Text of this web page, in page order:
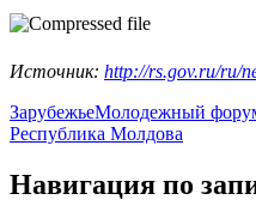
Источник: http://rs.gov.ru/ru/
ЗарубежьеМолодежный форум
Республика Молдова
Навигация по